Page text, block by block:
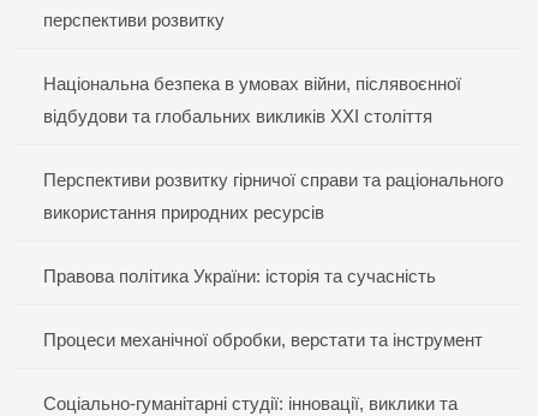
перспективи розвитку
Національна безпека в умовах війни, післявоєнної
відбудови та глобальних викликів ХХІ століття
Перспективи розвитку гірничої справи та раціонального
використання природних ресурсів
Правова політика України: історія та сучасність
Процеси механічної обробки, верстати та інструмент
Соціально-гуманітарні студії: інновації, виклики та